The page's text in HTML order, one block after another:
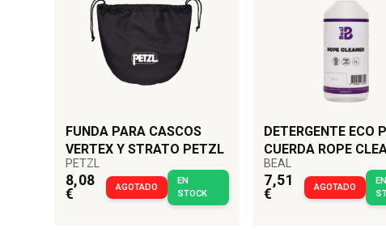
Color: Rojo.
Peso bruto: 21 kg.
Peso neto: 21 kg.
FUNDA PARA CASCOS
VERTEX Y STRATO PETZL
PETZL
8,08
€
AGOTADO
EN
STOCK
DETERGENTE ECO
CUERDA ROPE
BEAL
BEAL
7,51
€
AGOTADO
EN